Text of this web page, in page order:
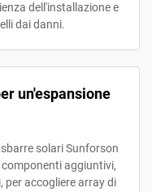
dell'installazione e
dai danni.
un'espansione
solari Sunforson
aggiuntivi,
per accogliere array di